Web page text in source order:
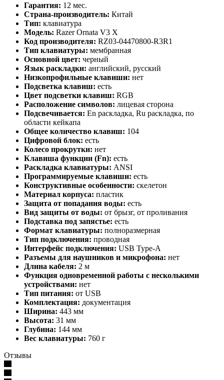
Гарантия: 12 мес.
Страна-производитель: Китай
Тип: клавиатура
Модель: Razer Ornata V3 X
Код производителя: RZ03-04470800-R3R1
Тип клавиатуры: мембранная
Основной цвет: черный
Язык раскладки: английский, русский
Низкопрофильные клавиши: нет
Подсветка клавиш: есть
Цвет подсветки клавиш: RGB
Расположение символов: лицевая сторона
Подсвечивается: En раскладка, Ru раскладка, по
области кейкапа
Общее количество клавиш: 104
Цифровой блок: есть
Колесо прокрутки: нет
Клавиша функции (Fn): есть
Раскладка клавиатуры: ANSI
Программируемые клавиши: есть
Конструктивные особенности: скелетон
Материал корпуса: пластик
Защита от попадания воды: есть
Вид защиты от воды: от брызг, от проливания
Подставка под запястье: есть
Формат клавиатуры: полноразмерная
Тип подключения: проводная
Интерфейс подключения: USB Type-A
Разъемы для наушников и микрофона: нет
Длина кабеля: 2 м
Функция одновременной работы с несколькими
устройствами: нет
Тип питания: от USB
Комплектация: документация
Ширина: 443 мм
Высота: 31 мм
Глубина: 144 мм
Вес клавиатуры: 760 г
Отзывы